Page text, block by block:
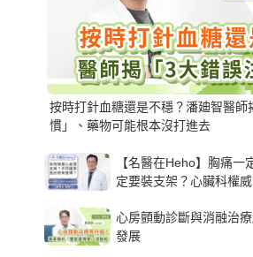
按時打針血糖還是不穩？潘廸智醫師
慣」、藥物可能根本沒打進去
【名醫在Heho】胸痛一
定要裝支架？心臟科權
心房顫動診斷與消融治
發展